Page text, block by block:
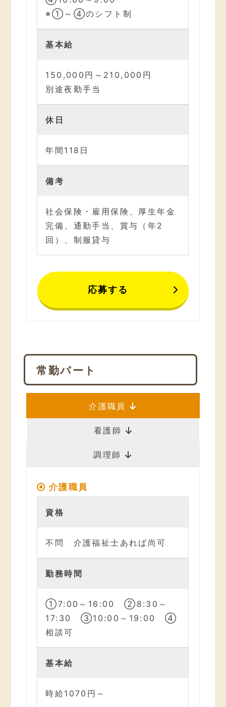
※①～④のシフト制
基本給
150,000円～210,000円
別途夜勤手当
休日
年間118日
備考
社会保険・雇用保険、厚生年金
完備、通勤手当、賞与（年2
回）、制服貸与
応募する
常勤パート
介護職員
看護師
調理師
介護職員
資格
不問 介護福祉士あれば尚可
勤務時間
①7:00～16:00 ②8:30～
17:30 ③10:00～19:00 ④
相談可
基本給
時給1070円～